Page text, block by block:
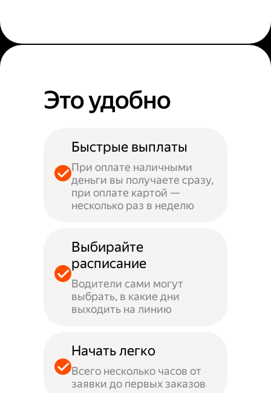
Это удобно
Быстрые выплаты
При оплате наличными
деньги вы получаете сразу,
при оплате картой —
несколько раз в неделю
Выбирайте
расписание
Водители сами могут
выбрать, в какие дни
выходить на линию
Начать легко
Всего несколько часов от
заявки до первых заказов